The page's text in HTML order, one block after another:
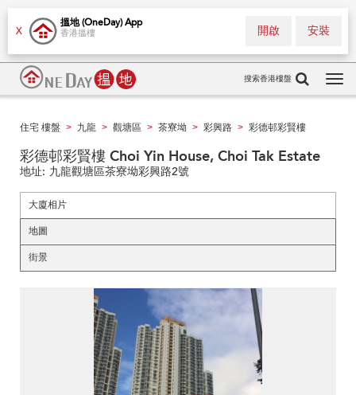
X
搵地 (OneDay) App
香港搵樓 安裝
開啟
搜索香港樓盤
住宅 樓盤 > 九龍 > 觀塘區 > 茶寮坳 > 彩興路 > 彩德邨彩賢樓
彩德邨彩賢樓 Choi Yin House, Choi Tak Estate
地址: 九龍觀塘區茶寮坳彩興路2號
大廈相片
地圖
街景